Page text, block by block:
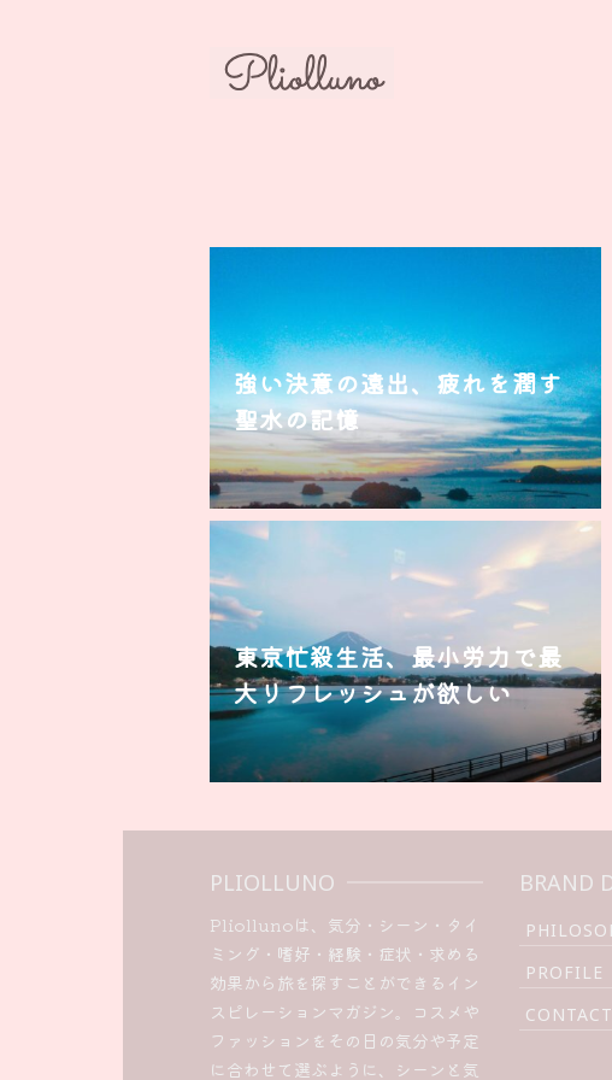
強い決意の遠出、疲れを潤す
聖水の記憶
東京忙殺生活、最小労力で最
大リフレッシュが欲しい
PLIOLLUNO
Pliollunoは、気分・シーン・タイ
ミング・嗜好・経験・症状・求める
効果から旅を探すことができるイン
スピレーションマガジン。コスメや
ファッションをその日の気分や予定
に合わせて選ぶように、シーンと気
BRAND
PROFILE
CONTACT